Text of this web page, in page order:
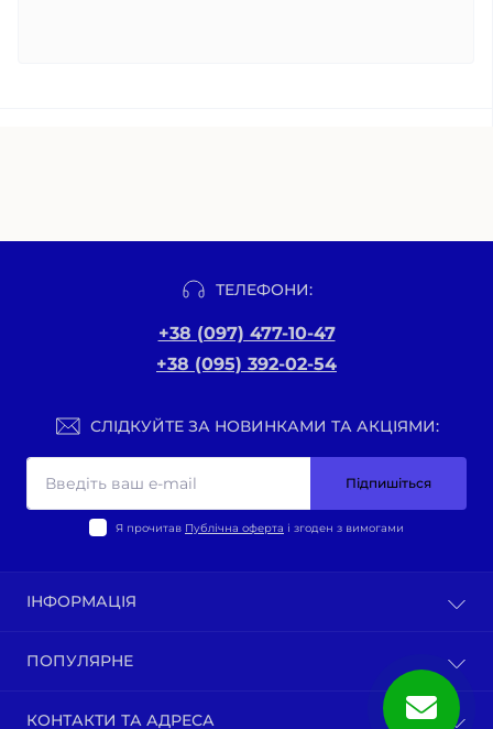
ТЕЛЕФОНИ:
+38 (097) 477-10-47
+38 (095) 392-02-54
СЛІДКУЙТЕ ЗА НОВИНКАМИ ТА АКЦІЯМИ:
Підпишіться
Я прочитав Публічна оферта і згоден з вимогами
ІНФОРМАЦІЯ
Політика конфіденційності
Про нас
ПОПУЛЯРНЕ
КОНТАКТИ ТА АДРЕСА